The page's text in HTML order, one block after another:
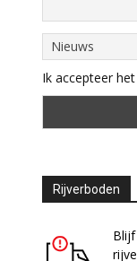
Ik accepteer
Rijverboden